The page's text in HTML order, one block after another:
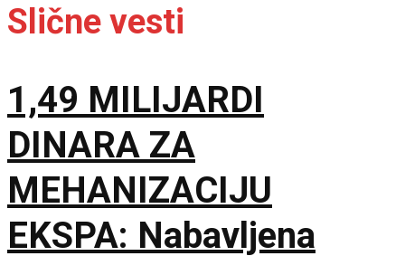
Slične vesti
1,49 MILIJARDI
DINARA ZA
MEHANIZACIJU
EKSPA: Nabavljena